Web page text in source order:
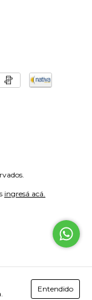
Entendido
ingresá acá.